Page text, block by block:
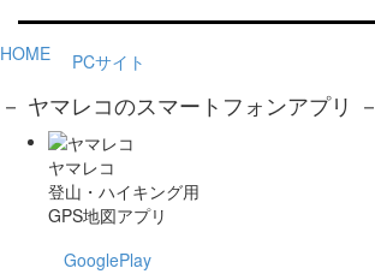
HOME PCサイト
－ ヤマレコのスマートフォンアプリ －
ヤマレコ
登山・ハイキング用
GPS地図アプリ
GooglePlay